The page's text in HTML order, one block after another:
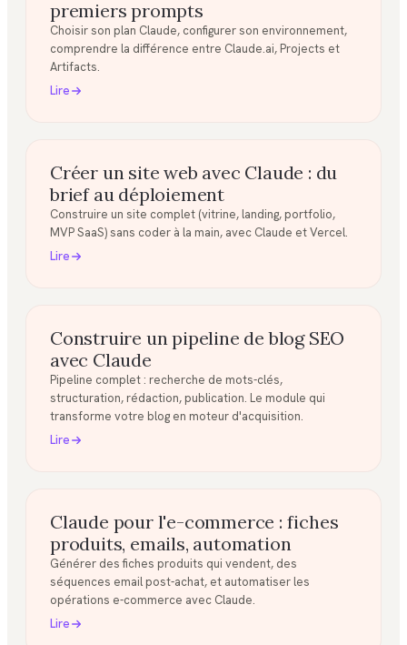
premiers prompts
Choisir son plan Claude, configurer son environnement,
comprendre la différence entre Claude.ai, Projects et
Artifacts.
Lire
Créer un site web avec Claude : du
brief au déploiement
Construire un site complet (vitrine, landing, portfolio,
MVP SaaS) sans coder à la main, avec Claude et Vercel.
Lire
Construire un pipeline de blog SEO
avec Claude
Pipeline complet : recherche de mots-clés,
structuration, rédaction, publication. Le module qui
transforme votre blog en moteur d'acquisition.
Lire
Claude pour l'e-commerce : fiches
produits, emails, automation
Générer des fiches produits qui vendent, des
séquences email post-achat, et automatiser les
opérations e-commerce avec Claude.
Lire